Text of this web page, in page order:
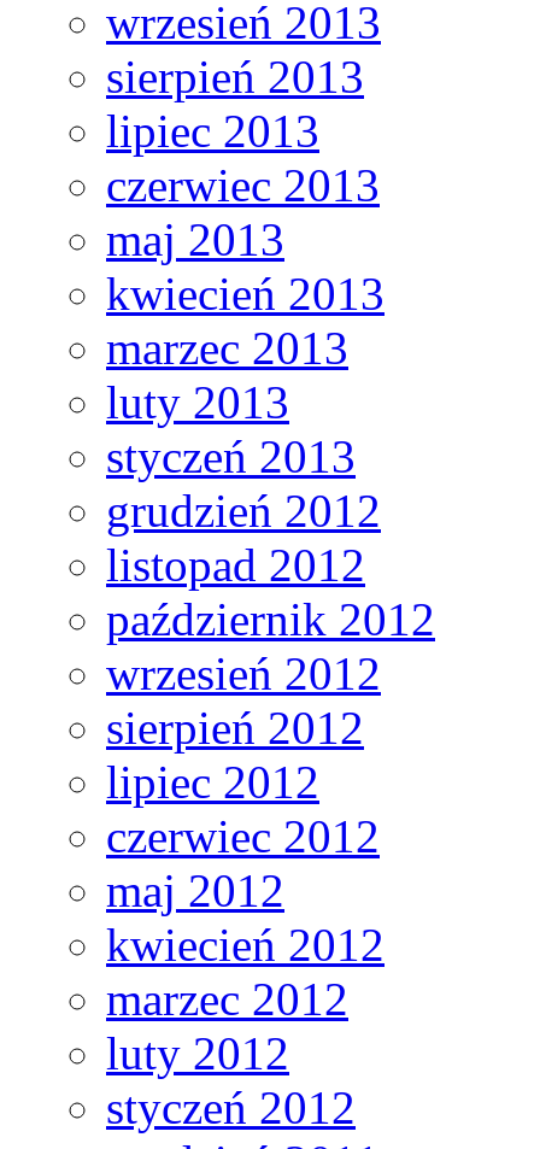
wrzesień 2013
sierpień 2013
lipiec 2013
czerwiec 2013
maj 2013
kwiecień 2013
marzec 2013
luty 2013
styczeń 2013
grudzień 2012
listopad 2012
październik 2012
wrzesień 2012
sierpień 2012
lipiec 2012
czerwiec 2012
maj 2012
kwiecień 2012
marzec 2012
luty 2012
styczeń 2012